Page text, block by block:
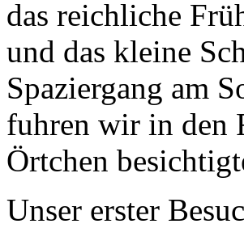
das reichliche
und das kleine
Spaziergang am
fuhren wir in den
Örtchen
Unser erster